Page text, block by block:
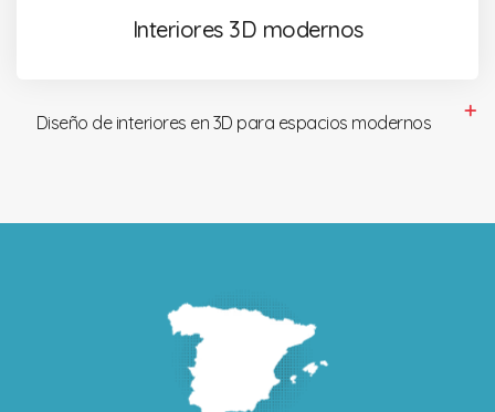
Interiores 3D modernos
Diseño de interiores en 3D para espacios modernos